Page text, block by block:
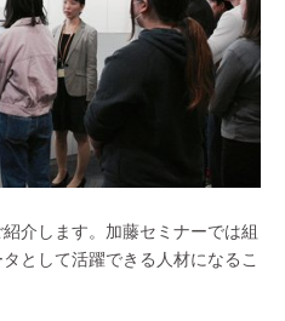
介します。加藤セミナーでは組
として活躍できる人材になるこ